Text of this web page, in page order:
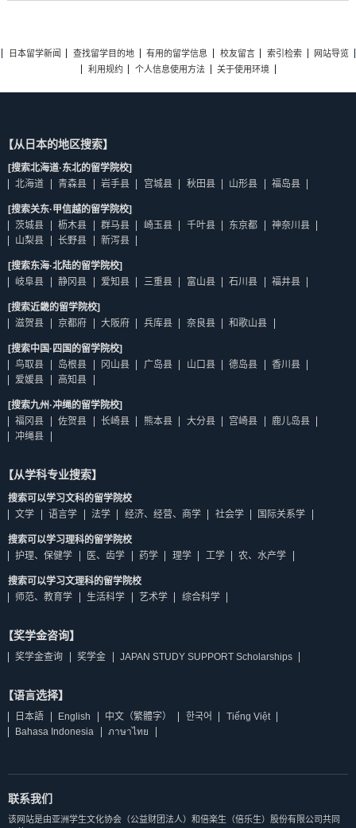
日本留学新闻 查找留学目的地 有用的留学信息 校友留言 索引检索
网站导览
利用规约
个人信息使用方法 关于使用环境
【从日本的地区搜索】
[搜索北海道·东北的留学院校]
北海道
青森县 岩手县 宫城县 秋田县 山形县 福岛县
[搜索关东·甲信越的留学院校]
茨城县
枥木县 群马县 崎玉县 千叶县 东京都
神奈川县
山梨县
长野县 新泻县
[搜索东海·北陆的留学院校]
岐阜县
静冈县 爱知县 三重县 富山县 石川县 福井县
[搜索近畿的留学院校]
滋贺县
京都府 大阪府 兵库县 奈良县 和歌山县
[搜索中国·四国的留学院校]
鸟取县
岛根县 冈山县 广岛县 山口县 德岛县
香川县
爱媛县
高知县
[搜索九州·冲绳的留学院校]
福冈县
佐贺县 长崎县 熊本县 大分县 宫崎县
鹿儿岛县
冲绳县
【从学科专业搜索】
搜索可以学习文科的留学院校
文学
语言学 法学 经济、经营、商学 社会学 国际关系学
搜索可以学习理科的留学院校
护理、保健学
医、齿学 药学 理学 工学 农、水产学
搜索可以学习文理科的留学院校
师范、教育学
生活科学 艺术学 综合科学
【奖学金咨询】
奖学金查询 奖学金 JAPAN STUDY SUPPORT Scholarships
【语言选择】
日本語 English 中文（繁體字） 한국어
Tiếng Việt
Bahasa Indonesia
ภาษาไทย
联系我们
该网站是由亚洲学生文化协会（公益财团法人）和倍楽生（倍乐生）股份有限公司共同